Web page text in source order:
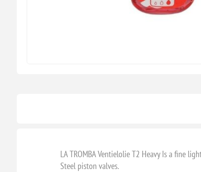
LA TROMBA Ventielolie T2 Heavy Is a fine
Steel piston valves.